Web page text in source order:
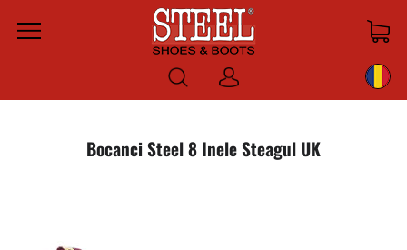
Menu
Log
in
Bocanci Steel 8 Inele Steagul UK